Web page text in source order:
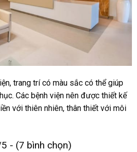
trang trí có màu sắc có thể giúp
Các bệnh viện nên được thiết kế
với thiên nhiên, thân thiết với môi
- (7 bình chọn)